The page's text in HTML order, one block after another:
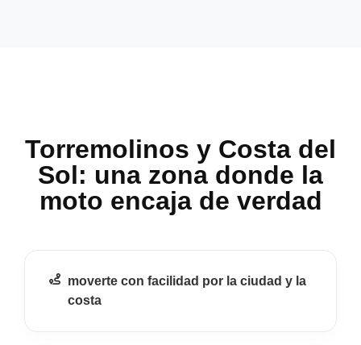
Torremolinos y Costa del
Sol: una zona donde la
moto encaja de verdad
moverte con facilidad por la ciudad y la
costa